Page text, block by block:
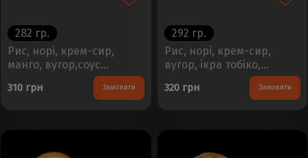
282 гр.
Рис, норі, крем-сир,
манго, вугор,соус
унагі,кунжутВага - 250гр.
Кількість - 8шт...
310 грн Замовити
292 гр.
Рис, норі, крем-сир,
вугор, ікра тобіко,
авокадо, огірок, соус
унагі, кунжутВага - 260гр.
320 грн Замовити